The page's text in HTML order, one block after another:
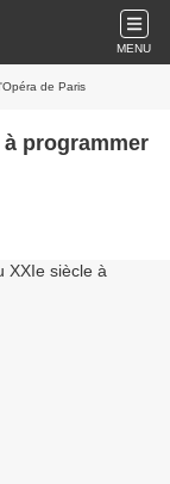
MENU
de Paris
à programmer